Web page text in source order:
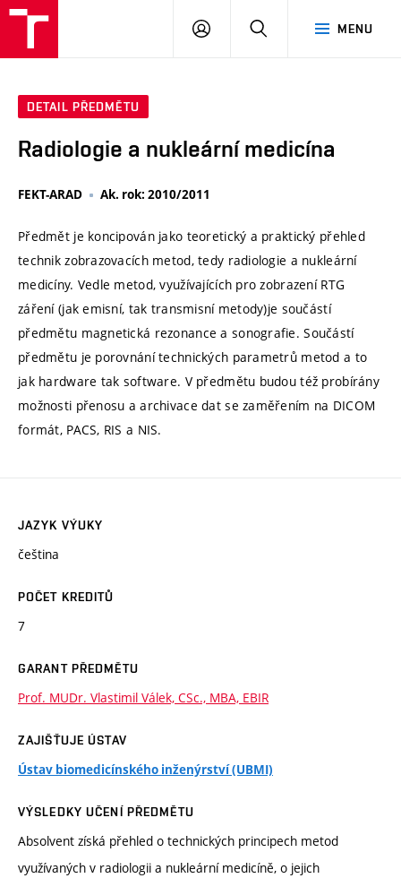
MENU
PŘIHLÁSIT
DETAIL PŘEDMĚTU
Radiologie a nukleární medicína
FEKT-ARAD Ak. rok: 2010/2011
Předmět je koncipován jako teoretický a praktický přehled
technik zobrazovacích metod, tedy radiologie a nukleární
medicíny. Vedle metod, využívajících pro zobrazení RTG
záření (jak emisní, tak transmisní metody)je součástí
předmětu magnetická rezonance a sonografie. Součástí
předmětu je porovnání technických parametrů metod a to
jak hardware tak software. V předmětu budou též probírány
možnosti přenosu a archivace dat se zaměřením na DICOM
formát, PACS, RIS a NIS.
JAZYK VÝUKY
čeština
POČET KREDITŮ
7
GARANT PŘEDMĚTU
Prof. MUDr. Vlastimil Válek, CSc., MBA, EBIR
ZAJIŠŤUJE ÚSTAV
Ústav biomedicínského inženýrství (UBMI)
VÝSLEDKY UČENÍ PŘEDMĚTU
Absolvent získá přehled o technických principech metod
využívaných v radiologii a nukleární medicíně, o jejich